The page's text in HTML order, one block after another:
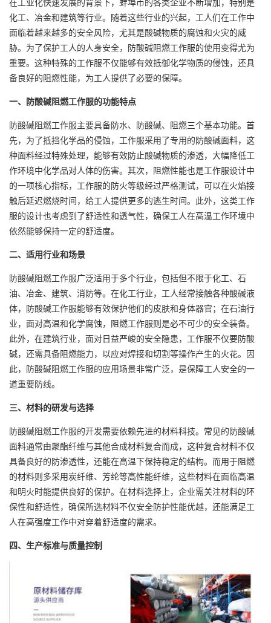
化工、冶金和建筑等行业。随着这些行业的兴起，工人们在工作中
面临着越来越多的安全风险，尤其是酸碱物质的腐蚀和火灾的威
胁。为了保护工人的人身安全，防酸碱阻燃工作服的使用变得尤为
重要。这种特殊的工作服不仅能够有效抵御化学物质的侵蚀，还具
备良好的阻燃性能，为工人提供了必要的保障。
一、防酸碱阻燃工作服的功能特点
防酸碱阻燃工作服主要具备防水、防酸碱、阻燃三个基本功能。首
先，为了抵挡化学品的侵蚀，工作服采用了专用的防酸碱面料，这
种面料经过特殊处理，能够有效防止酸碱物质的渗透，大幅降低工
作环境中化学品对人体的伤害。其次，阻燃性能也是工作服设计中
的一项核心指标，工作服的防火等级经过严格测试，可以在火焰接
触后延迟燃烧时间，给工人提供更多的逃生时间。此外，这类工作
服的设计也考虑到了舒适性和透气性，确保工人在高温工作环境中
依然能够保持一定的舒适度。
二、适用行业和场景
防酸碱阻燃工作服广泛适用于多个行业，包括但不限于化工、石
油、冶金、建筑、消防等。在化工行业，工人经常接触各种酸碱液
体，防酸碱工作服能够有效保护他们的皮肤和身体器官；在石油行
业，面对高温和化学腐蚀，阻燃工作服则是必不可少的安全装备。
此外，在建筑行业，面对日益严峻的安全隐患，工作服不仅要防酸
碱，还需具备阻燃能力，以应对焊接和切割等操作产生的火花。因
此，防酸碱阻燃工作服的应用场景非常广泛，是保障工人安全的一
道重要防线。
三、材料的研发与选择
防酸碱阻燃工作服的开发需要依赖先进的材料科技。常见的防酸碱
面料通常由聚酯纤维与其他合成材料复合而成，这种复合材料不仅
具备良好的防渗透性，还能在高温下保持稳定的结构。而用于阻燃
的材料则多采用炭纤维、芳纶等高性能纤维，这些材料在面临高温
和明火时能提供良好的保护。在材料选择上，企业需关注材料的环
保性和舒适性，确保所选材料不仅安全防护性能优越，还能满足工
人在高强度工作中对穿着舒适度的需求。
四、生产标准与质量控制